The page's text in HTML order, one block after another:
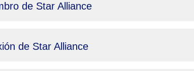
de Star Alliance
de Star Alliance